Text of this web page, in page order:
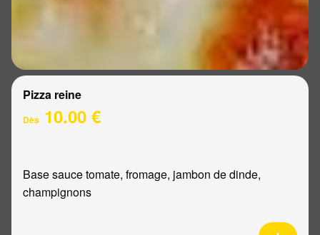
Pizza reine
Dès 10.00 €
Base sauce tomate, fromage, jambon de dinde,
champignons